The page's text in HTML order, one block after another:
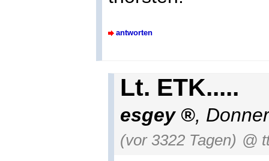
antworten
Lt. ETK.....
esgey ,
(vor 3322 Tagen) @